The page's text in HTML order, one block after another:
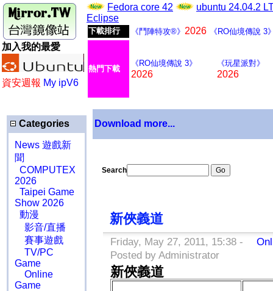
加入我的最愛
資安週報 My ipV6
Fedora core 42
ubuntu 24.04.2
Eclipse
下載排行 《鬥陣特攻®》 2026 《RO仙境傳說 3
熱門下載
《RO仙境傳說 3》
2026
《玩星派對》
2026
Categories
News 遊戲新
聞
COMPUTEX
2026
Taipei Game
Show 2026
動漫
影音/直播
賽事遊戲
TV/PC
Game
Online
Game
Download more...
Search
新俠義道
Friday, May 27, 2011, 15:38 -
Posted by Administrator
新俠義道